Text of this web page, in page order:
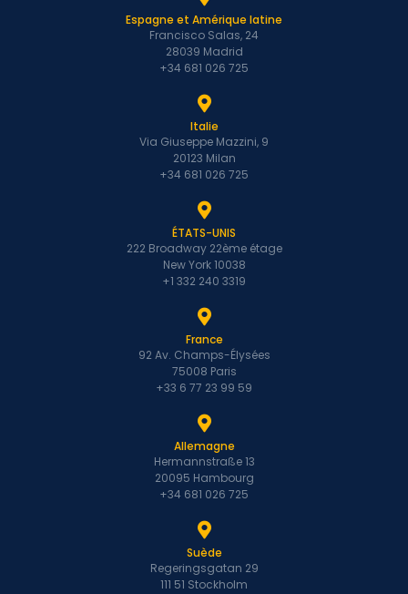
Espagne et Amérique latine
Francisco Salas, 24
28039 Madrid
+34 681 026 725
Italie
Via Giuseppe Mazzini, 9
20123 Milan
+34 681 026 725
ÉTATS-UNIS
222 Broadway 22ème étage
New York 10038
+1 332 240 3319
France
92 Av. Champs-Élysées
75008 Paris
+33 6 77 23 99 59
Allemagne
Hermannstraße 13
20095 Hambourg
+34 681 026 725
Suède
Regeringsgatan 29
111 51 Stockholm